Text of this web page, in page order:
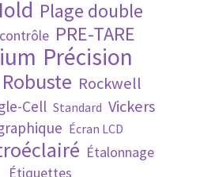
Plage double
PRE-TARE
Précision
Robuste Rockwell
Cell Standard Vickers
Écran LCD
Étalonnage
Étiquettes